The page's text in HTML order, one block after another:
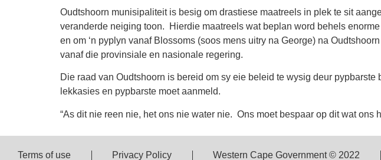
Oudtshoorn munisipaliteit is besig om drastiese maatreels in plek te sit
veranderde neiging toon. Hierdie maatreels wat beplan word behels
en om ‘n pyplyn vanaf Blossoms (soos mens uitry na George) na
vanaf die provinsiale en nasionale regering.
Die raad van Oudtshoorn is bereid om sy eie beleid te wysig deur
lekkasies en pypbarste moet aanmeld.
“As dit nie reen nie, het ons nie water nie. Ons moet bespaar op dit wat ons
Terms of use Privacy Policy Western Cape Government © 2022